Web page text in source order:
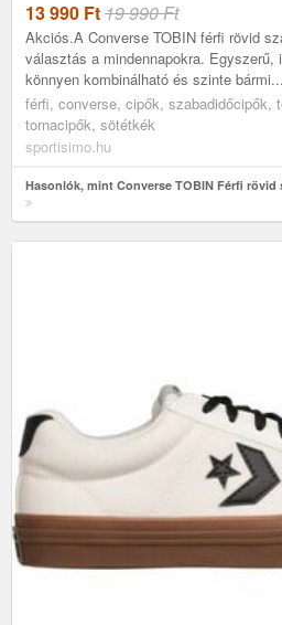
13 990 Ft19 990 Ft
Akciós.A Converse TOBIN férfi rövid
választás a mindennapokra. Egyszerű,
könnyen kombinálható és szinte bármi...
férfi, converse, cipők, szabadidőcipők,
tornacipők, sötétkék
sportisimo.hu
Hasonlók, mint Converse TOBIN Férfi